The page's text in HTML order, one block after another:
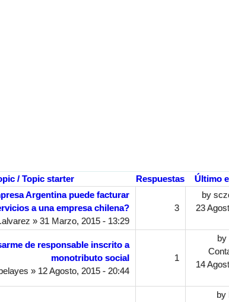
/ Topic starter Respuestas Último
Argentina puede facturar
a una empresa chilena?
» 31 Marzo, 2015 - 13:29
3
by
23
de responsable inscrito a
monotributo social
» 12 Agosto, 2015 - 20:44
1
by
14
by